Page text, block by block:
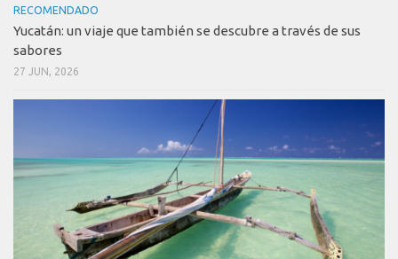
RECOMENDADO
Yucatán: un viaje que también se descubre a través de sus
sabores
27 JUN, 2026